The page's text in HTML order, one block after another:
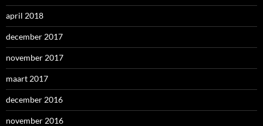
april 2018
december 2017
november 2017
maart 2017
december 2016
november 2016